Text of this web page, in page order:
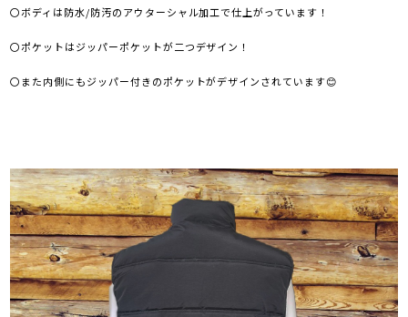
〇ボディは防水/防汚のアウターシャル加工で仕上がっています！
〇ポケットはジッパーポケットが二つデザイン！
〇また内側にもジッパー付きのポケットがデザインされています😊